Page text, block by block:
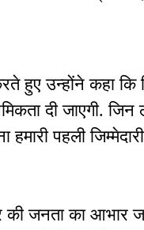
हुए उन्होंने कहा कि
दी जाएगी.
पहली
की जनता का आभार